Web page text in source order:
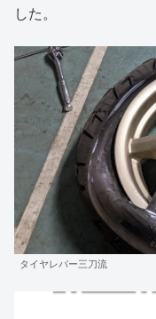
した。
タイヤレバー三刀流